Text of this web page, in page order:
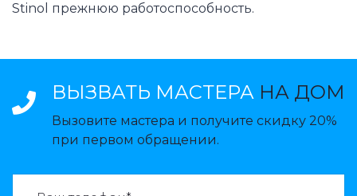
Stinol прежнюю работоспособность.
ВЫЗВАТЬ МАСТЕРА НА ДОМ
Вызовите мастера и получите скидку 20%
при первом обращении.